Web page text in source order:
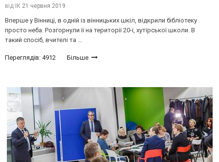
від ІК 21 червня 2019
Вперше у Вінниці, в одній із вінницьких шкіл, відкрили бібліотеку
просто неба. Розгорнули її на території 20-ї, хутірської школи. В
такий спосіб, вчителі та ...
Переглядів: 4912 Більше